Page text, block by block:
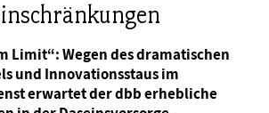
Limit“: Wegen des dramatischen
und Innovationsstaus im
erwartet der dbb erhebliche